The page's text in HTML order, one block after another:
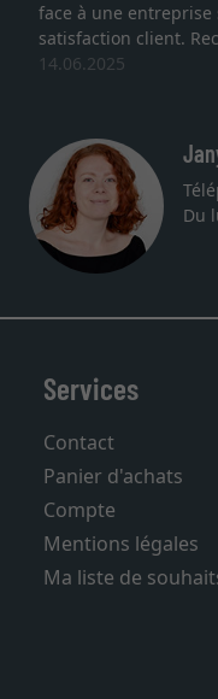
face à une entreprise
satisfaction client.
14.06.2025
Du
Services
Contact
Panier d'achats
Compte
Mentions légales
Ma liste de